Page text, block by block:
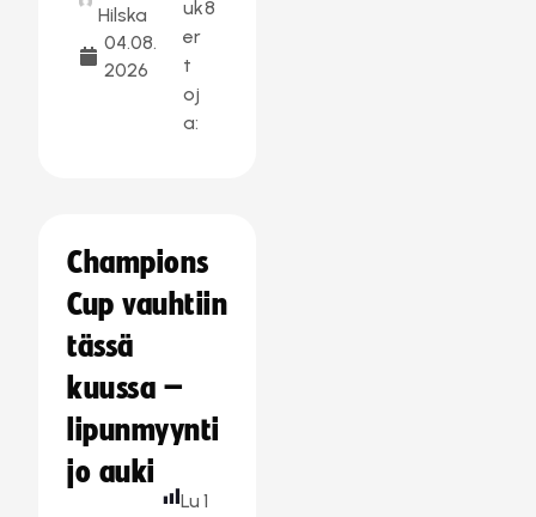
Hilska
04.08.
2026
uk
er
t
oj
a:
8
Champions
Cup vauhtiin
tässä
kuussa –
lipunmyynti
jo auki
Lu 1